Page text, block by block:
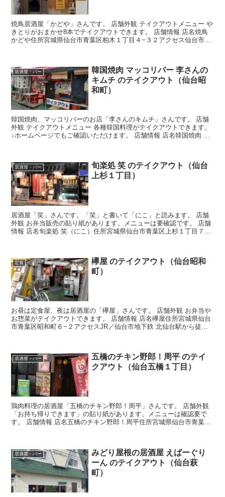
焼鳥居酒屋「かどや」さんです。 店舗外観 テイクアウトメニュー や
きとりがおまかせ8本でテイクアウトできます。 店舗情報 店名焼鳥
かどや住所宮城県仙台市青葉区柏木１丁目４−３２アクセス仙台市地
居酒屋・バー
韓国焼肉 マッコリバー 李さんの
キムチ のテイクアウト（仙台昭
和町）
韓国焼肉、マッコリバーのお店「李さんのキムチ」さんです。 店舗
外観 テイクアウトメニュー 各種韓国料理がテイクアウトできます。
↓ホームページでもご確認いただけます。 店舗情報 店名韓国焼肉 マ
居酒屋・バー
旬楽処 笑 のテイクアウト（仙台
上杉１丁目）
居酒屋「笑」さんです。「笑」と書いて「にこ」と読みます。 店舗
外観 お弁当販売の貼り紙があります。メニューは要確認です。 店舗
情報 店名旬楽処 笑（にこ）住所宮城県仙台市青葉区上杉１丁目７
定食
欅屋 のテイクアウト（仙台昭和
町）
お昼は定食屋、夜は居酒屋の「欅屋」さんです。 店舗外観 お弁当や
お惣菜がテイクアウトできます。 店舗情報 店名欅屋住所宮城県仙台
市青葉区昭和町６−２アクセスJR／仙台市地下鉄 北仙台駅から徒歩
居酒屋・バー
五橋のチキン野郎！周平 のテイ
クアウト（仙台五橋１丁目）
鶏肉料理の居酒屋「五橋のチキン野郎！周平」さんです。 店舗外観
「お持ち帰りできます」の貼り紙があります。メニューは確認要で
す。 店舗情報 店名五橋のチキン野郎！周平住所宮城県仙台市青葉区
居酒屋・バー
みどり屋根の居酒屋 えばーぐり
ーん のテイクアウト（仙台萩
町）